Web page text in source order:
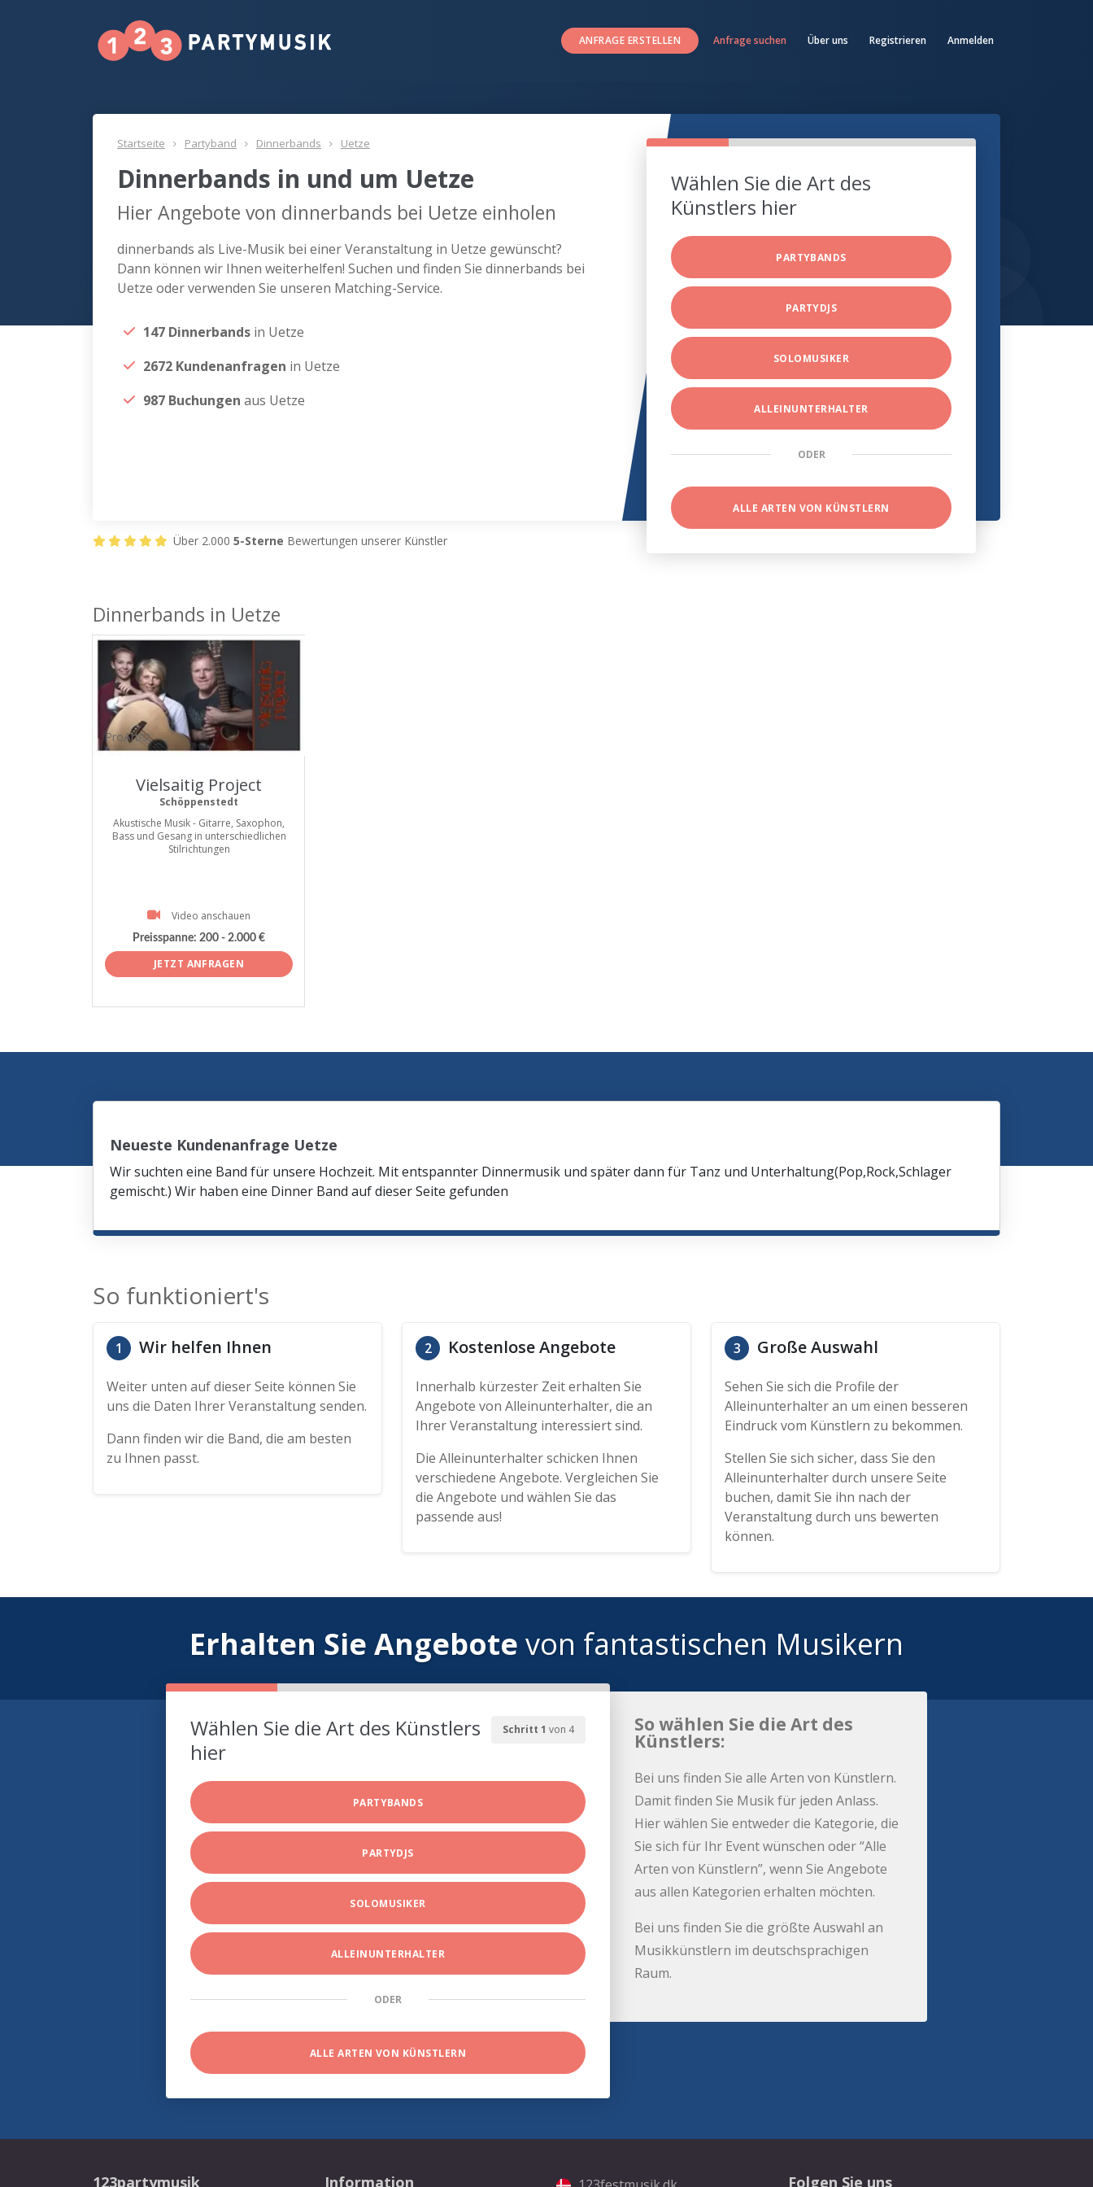
ANFRAGE ERSTELLEN Anfrage suchen Über uns Registrieren Anmelden
Startseite Partyband Dinnerbands Uetze
Dinnerbands in und um Uetze
Hier Angebote von dinnerbands bei Uetze einholen
dinnerbands als Live-Musik bei einer Veranstaltung in Uetze gewünscht?
Dann können wir Ihnen weiterhelfen! Suchen und finden Sie dinnerbands bei
Uetze oder verwenden Sie unseren Matching-Service.
147 Dinnerbands in Uetze
2672 Kundenanfragen in Uetze
987 Buchungen aus Uetze
Wählen Sie die Art des
Künstlers hier
PARTYBANDS
PARTYDJS
SOLOMUSIKER
ALLEINUNTERHALTER
ODER
ALLE ARTEN VON KÜNSTLERN
Über 2.000 5-Sterne Bewertungen unserer Künstler
Dinnerbands in Uetze
ProArtist
Vielsaitig Project
Schöppenstedt
Akustische Musik - Gitarre, Saxophon,
Bass und Gesang in unterschiedlichen
Stilrichtungen
Video anschauen
Preisspanne: 200 - 2.000 €
JETZT ANFRAGEN
Neueste Kundenanfrage Uetze
Wir suchten eine Band für unsere Hochzeit. Mit entspannter Dinnermusik und später dann für Tanz und Unterhaltung(Pop,Rock,Schlager
gemischt.) Wir haben eine Dinner Band auf dieser Seite gefunden
So funktioniert's
1 Wir helfen Ihnen
Weiter unten auf dieser Seite können Sie
uns die Daten Ihrer Veranstaltung senden.
Dann finden wir die Band, die am besten
zu Ihnen passt.
2 Kostenlose Angebote
Innerhalb kürzester Zeit erhalten Sie
Angebote von Alleinunterhalter, die an
Ihrer Veranstaltung interessiert sind.
Die Alleinunterhalter schicken Ihnen
verschiedene Angebote. Vergleichen Sie
die Angebote und wählen Sie das
passende aus!
3 Große Auswahl
Sehen Sie sich die Profile der
Alleinunterhalter an um einen besseren
Eindruck vom Künstlern zu bekommen.
Stellen Sie sich sicher, dass Sie den
Alleinunterhalter durch unsere Seite
buchen, damit Sie ihn nach der
Veranstaltung durch uns bewerten
können.
Erhalten Sie Angebote von fantastischen Musikern
Schritt 1 von 4
Wählen Sie die Art des Künstlers
hier
PARTYBANDS
PARTYDJS
SOLOMUSIKER
ALLEINUNTERHALTER
ODER
ALLE ARTEN VON KÜNSTLERN
So wählen Sie die Art des
Künstlers:
Bei uns finden Sie alle Arten von Künstlern.
Damit finden Sie Musik für jeden Anlass.
Hier wählen Sie entweder die Kategorie, die
Sie sich für Ihr Event wünschen oder “Alle
Arten von Künstlern”, wenn Sie Angebote
aus allen Kategorien erhalten möchten.
Bei uns finden Sie die größte Auswahl an
Musikkünstlern im deutschsprachigen
Raum.
123partymusik Information Folgen Sie uns